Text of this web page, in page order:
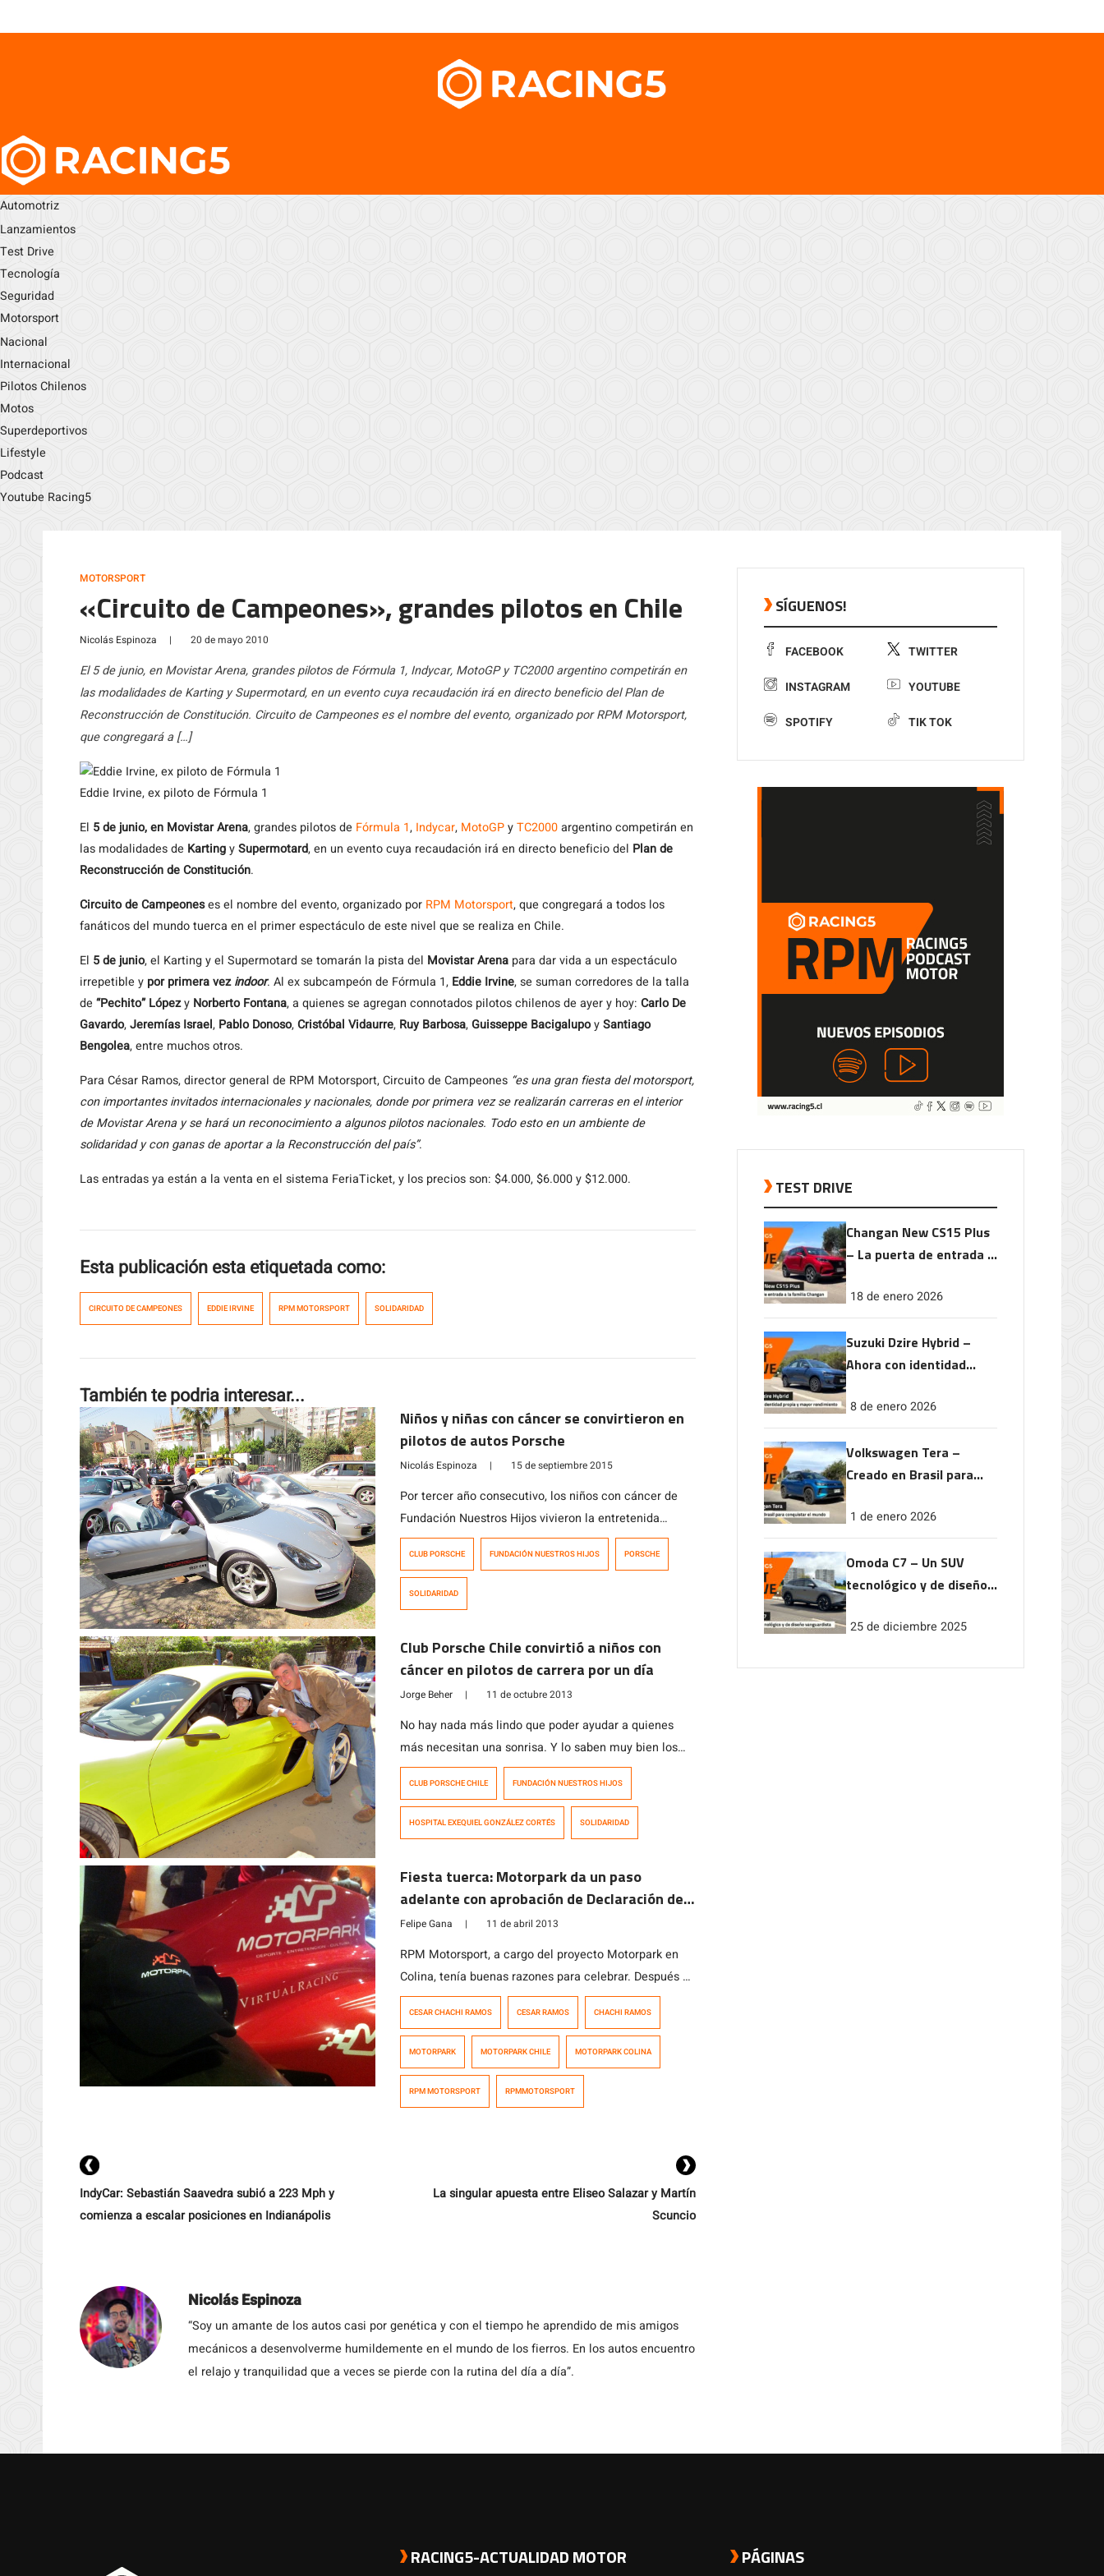
Automotriz
Lanzamientos
Test Drive
Tecnología
Seguridad
Motorsport
Nacional
Internacional
Pilotos Chilenos
Motos
Superdeportivos
Lifestyle
Podcast
Youtube Racing5
MOTORSPORT
«Circuito de Campeones», grandes pilotos en Chile
Nicolás Espinoza | 20 de mayo 2010
El 5 de junio, en Movistar Arena, grandes pilotos de Fórmula 1, Indycar, MotoGP y TC2000 argentino competirán en
las modalidades de Karting y Supermotard, en un evento cuya recaudación irá en directo beneficio del Plan de
Reconstrucción de Constitución. Circuito de Campeones es el nombre del evento, organizado por RPM Motorsport,
que congregará a […]
Eddie Irvine, ex piloto de Fórmula 1
El 5 de junio, en Movistar Arena, grandes pilotos de Fórmula 1, Indycar, MotoGPyTC2000argentino competirán en
las modalidades de KartingySupermotard, en un evento cuya recaudación irá en directo beneficio del Plan de
Reconstrucción de Constitución.
Circuito de Campeoneses el nombre del evento, organizado por RPM Motorsport, que congregará a todos los
fanáticos del mundo tuerca en el primer espectáculo de este nivel que se realiza en Chile.
El 5 de junio, el Karting y el Supermotard se tomarán la pista del Movistar Arena para dar vida a un espectáculo
irrepetible y por primera vezindoor. Al ex subcampeón de Fórmula 1, Eddie Irvine, se suman corredores de la talla
de “Pechito” Lópezy Norberto Fontana, a quienes se agregan connotados pilotos chilenos de ayer y hoy: Carlo De
Gavardo,Jeremías Israel, Pablo Donoso,Cristóbal Vidaurre, Ruy Barbosa,Guisseppe BacigalupoySantiago
Bengolea, entre muchos otros.
Para César Ramos, director general de RPM Motorsport, Circuito de Campeones “es una gran fiesta del motorsport,
con importantes invitados internacionales y nacionales, donde por primera vez se realizarán carreras en el interior
de Movistar Arena y se hará un reconocimiento a algunos pilotos nacionales. Todo esto en un ambiente de
solidaridad y con ganas de aportar a la Reconstrucción del país”.
Las entradas ya están a la venta en el sistema FeriaTicket, y los precios son: $4.000, $6.000 y $12.000.
Esta publicación esta etiquetada como:
CIRCUITO DE CAMPEONES EDDIE IRVINE RPM MOTORSPORT SOLIDARIDAD
También te podria interesar...
Niños y niñas con cáncer se convirtieron en
pilotos de autos Porsche
Nicolás Espinoza | 15 de septiembre 2015
Por tercer año consecutivo, los niños con cáncer de
Fundación Nuestros Hijos vivieron la entretenida
experiencia de recorrer las calles de Santiago a bordo
130 socios y más de la mitad de ellos participa
CLUB PORSCHE FUNDACIÓN NUESTROS HIJOS PORSCHE
SOLIDARIDAD
Club Porsche Chile convirtió a niños con
cáncer en pilotos de carrera por un día
Jorge Beher | 11 de octubre 2013
No hay nada más lindo que poder ayudar a quienes
más necesitan una sonrisa. Y lo saben muy bien los
amigos del Club Porsche Chile, quienes invitaron
de la Fundación Nuestros Hijos a recorrer las calles de
Santiago en sus autos. El Club Porsche reúne en el
CLUB PORSCHE CHILE FUNDACIÓN NUESTROS HIJOS
HOSPITAL EXEQUIEL GONZÁLEZ CORTÉS SOLIDARIDAD
Fiesta tuerca: Motorpark da un paso
adelante con aprobación de Declaración de
Impacto Ambiental
Felipe Gana | 11 de abril 2013
RPM Motorsport, a cargo del proyecto Motorpark en
Colina, tenía buenas razones para celebrar. Después de
15 meses de trabajo muy pesado, la Declaración de
forma definitiva, con lo que se pasa a la siguiente
etapa, la de comenzar a construir e […]
CESAR CHACHI RAMOS CESAR RAMOS CHACHI RAMOS
MOTORPARK MOTORPARK CHILE MOTORPARK COLINA
RPM MOTORSPORT RPMMOTORSPORT
IndyCar: Sebastián Saavedra subió a 223 Mph y
comienza a escalar posiciones en Indianápolis
La singular apuesta entre Eliseo Salazar y Martín
Scuncio
Nicolás Espinoza
“Soy un amante de los autos casi por genética y con el tiempo he aprendido de mis amigos
mecánicos a desenvolverme humildemente en el mundo de los fierros. En los autos encuentro
el relajo y tranquilidad que a veces se pierde con la rutina del día a día”.
SÍGUENOS!
FACEBOOK TWITTER
INSTAGRAM YOUTUBE
SPOTIFY TIK TOK
TEST DRIVE
Changan New CS15 Plus
– La puerta de entrada a
18 de enero 2026
Suzuki Dzire Hybrid –
Ahora con identidad
rendimiento
8 de enero 2026
Volkswagen Tera –
Creado en Brasil para
1 de enero 2026
Omoda C7 – Un SUV
tecnológico y de diseño
25 de diciembre 2025
RACING5-ACTUALIDAD MOTOR PÁGINAS